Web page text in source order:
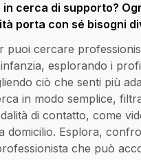
in cerca di supporto?
porta con sé bisogni
puoi cercare
esplorando i
ciò che senti più
in modo semplice,
di contatto, come
domicilio. Esplora,
che può